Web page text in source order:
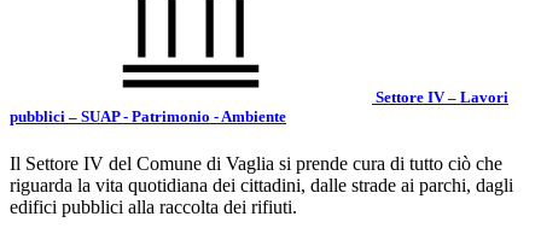
Settore IV – Lavori
pubblici – SUAP - Patrimonio - Ambiente
Il Settore IV del Comune di Vaglia si prende cura di tutto ciò che
riguarda la vita quotidiana dei cittadini, dalle strade ai parchi, dagli
edifici pubblici alla raccolta dei rifiuti.